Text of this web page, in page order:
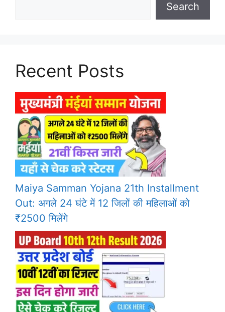
Search
Recent Posts
Maiya Samman Yojana 21th Installment
Out: अगले 24 घंटे में 12 जिलों की महिलाओं को
₹2500 मिलेंगे